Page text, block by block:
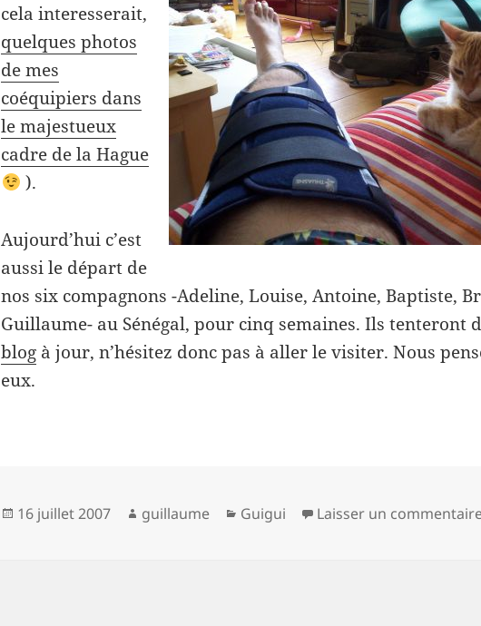
cela interesserait,
quelques photos
de mes
coéquipiers dans
le majestueux
cadre de la Hague
).
Aujourd’hui c’est
aussi le départ de
nos six compagnons -Adeline, Louise, Antoine, Baptiste,
Guillaume- au Sénégal, pour cinq semaines. Ils tenteront
blog à jour, n’hésitez donc pas à aller le visiter. Nous
eux.
Publié
16 juillet 2007 Auteur
guillaume Catégories
Guigui Laisser un